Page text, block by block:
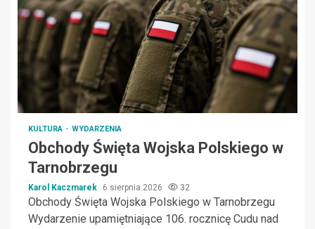
KULTURA WYDARZENIA
Obchody Święta Wojska Polskiego w
Tarnobrzegu
Karol Kaczmarek 6 sierpnia 2026 32
Obchody Święta Wojska Polskiego w Tarnobrzegu
Wydarzenie upamiętniające 106. rocznicę Cudu nad